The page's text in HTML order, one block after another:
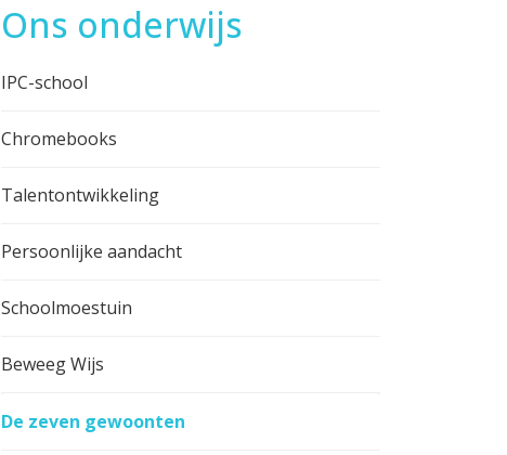
Ons onderwijs
IPC-school
Chromebooks
Talentontwikkeling
Persoonlijke aandacht
Schoolmoestuin
Beweeg Wijs
De zeven gewoonten